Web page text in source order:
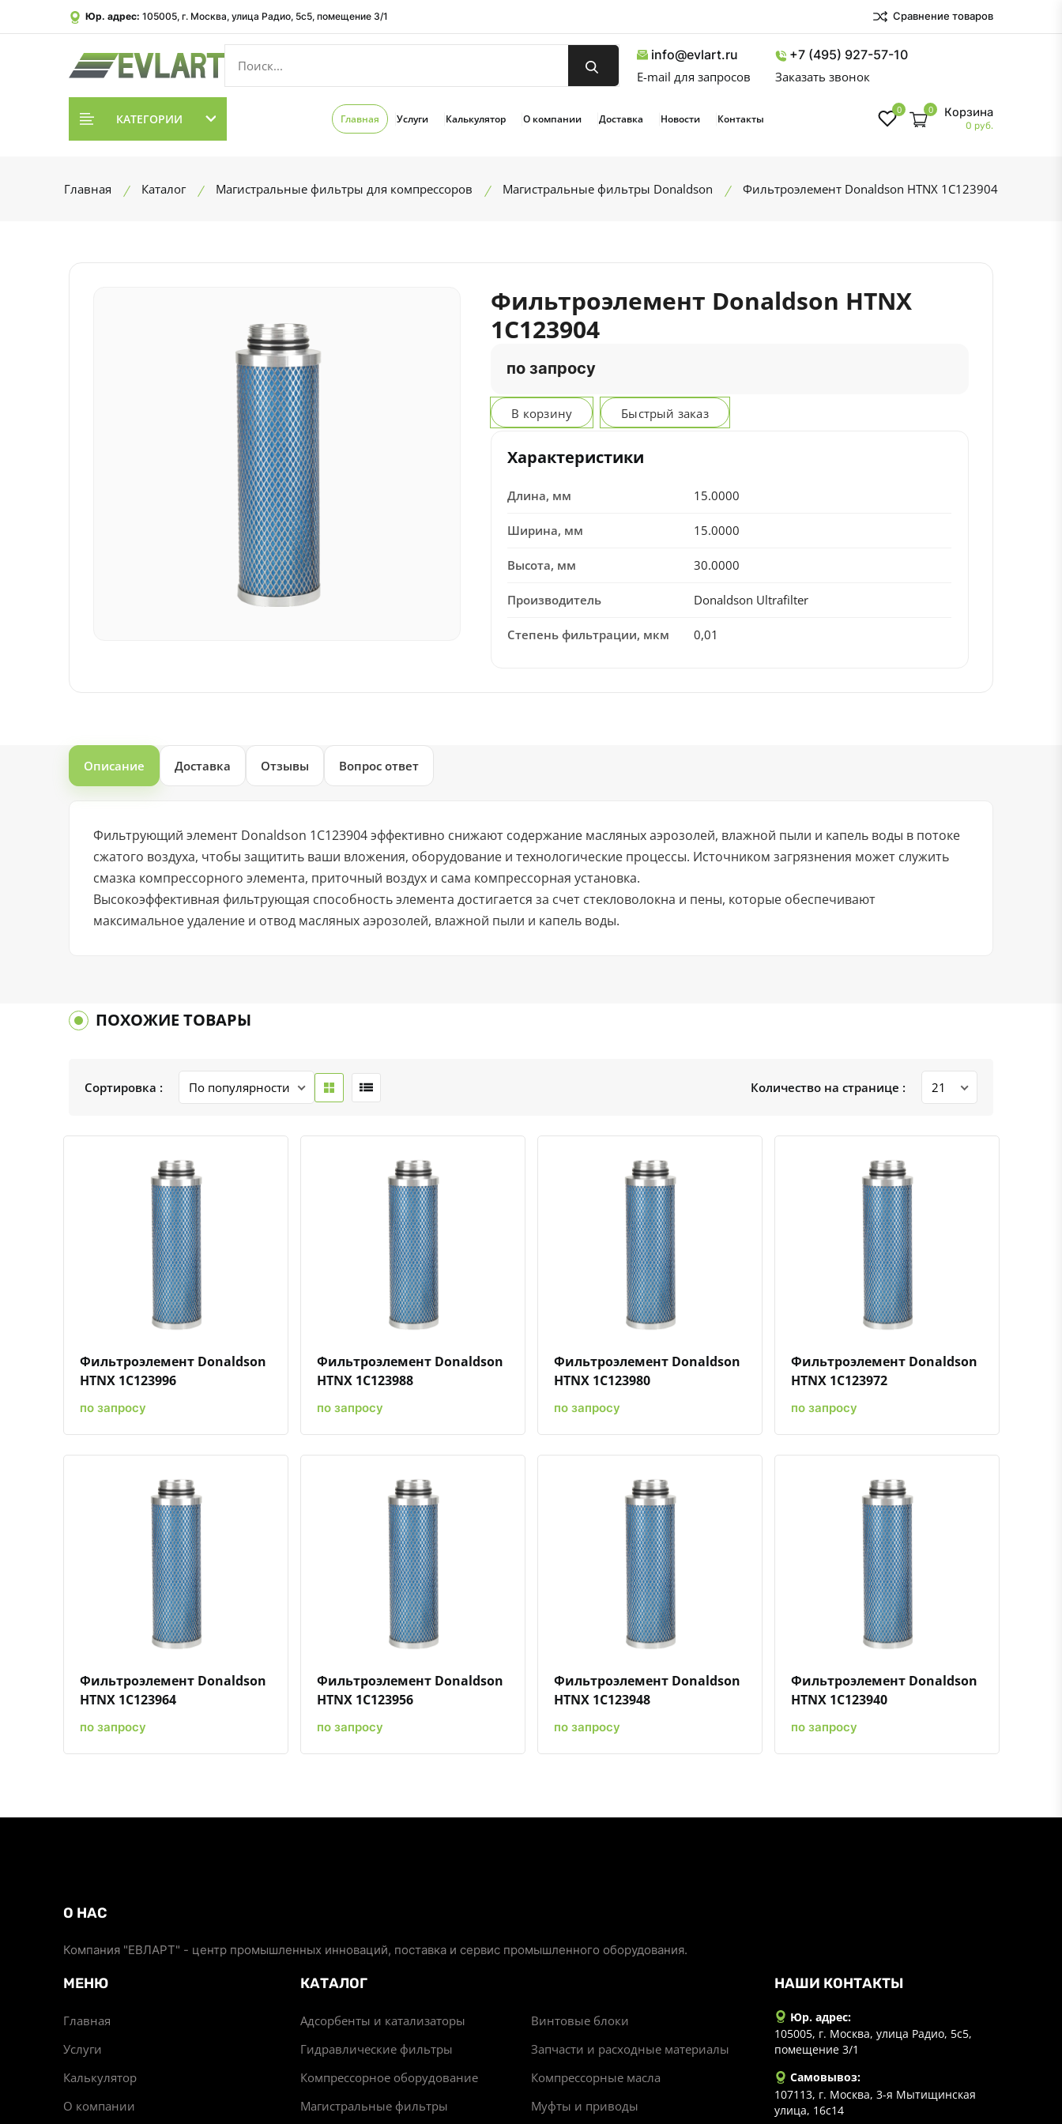
Юр. адрес: 105005, г. Москва, улица Радио, 5с5, помещение 3/1 Сравнение товаров
info@evlart.ru
E-mail для запросов
+7 (495) 927-57-10
Заказать звонок
КАТЕГОРИИ Главная Услуги Калькулятор О компании Доставка Новости Контакты
0 0 Корзина
0 руб.
Главная Каталог Магистральные фильтры для компрессоров Магистральные фильтры Donaldson Фильтроэлемент Donaldson HTNX 1C123904
Фильтроэлемент Donaldson HTNX
1C123904
по запросу
В корзину Быстрый заказ
Характеристики
Длина, мм 15.0000
Ширина, мм 15.0000
Высота, мм 30.0000
Производитель Donaldson Ultrafilter
Степень фильтрации, мкм 0,01
Описание Доставка Отзывы Вопрос ответ
Фильтрующий элемент Donaldson 1C123904 эффективно снижают содержание масляных аэрозолей, влажной пыли и капель воды в потоке
сжатого воздуха, чтобы защитить ваши вложения, оборудование и технологические процессы. Источником загрязнения может служить
смазка компрессорного элемента, приточный воздух и сама компрессорная установка.
Высокоэффективная фильтрующая способность элемента достигается за счет стекловолокна и пены, которые обеспечивают
максимальное удаление и отвод масляных аэрозолей, влажной пыли и капель воды.
ПОХОЖИЕ ТОВАРЫ
Сортировка : Количество на странице :
Быстрый просмотрДобавить к сравнению
Фильтроэлемент Donaldson
HTNX 1C123996
по запросу
Быстрый просмотрДобавить к сравнению
Фильтроэлемент Donaldson
HTNX 1C123988
по запросу
Быстрый просмотрДобавить к сравнению
Фильтроэлемент Donaldson
HTNX 1C123980
по запросу
Быстрый просмотрДобавить к сравнению
Фильтроэлемент Donaldson
HTNX 1C123972
по запросу
Быстрый просмотрДобавить к сравнению
Фильтроэлемент Donaldson
HTNX 1C123964
по запросу
Быстрый просмотрДобавить к сравнению
Фильтроэлемент Donaldson
HTNX 1C123956
по запросу
Быстрый просмотрДобавить к сравнению
Фильтроэлемент Donaldson
HTNX 1C123948
по запросу
Быстрый просмотрДобавить к сравнению
Фильтроэлемент Donaldson
HTNX 1C123940
по запросу
О НАС
Компания "ЕВЛАРТ" - центр промышленных инноваций, поставка и сервис промышленного оборудования.
МЕНЮ
Главная
Услуги
Калькулятор
О компании
КАТАЛОГ
Адсорбенты и катализаторы
Винтовые блоки
Гидравлические фильтры
Запчасти и расходные материалы
Компрессорное оборудование
Компрессорные масла
Магистральные фильтры
Муфты и приводы
НАШИ КОНТАКТЫ
Юр. адрес:
105005, г. Москва, улица Радио, 5с5,
помещение 3/1
Самовывоз:
107113, г. Москва, 3-я Мытищинская
улица, 16с14